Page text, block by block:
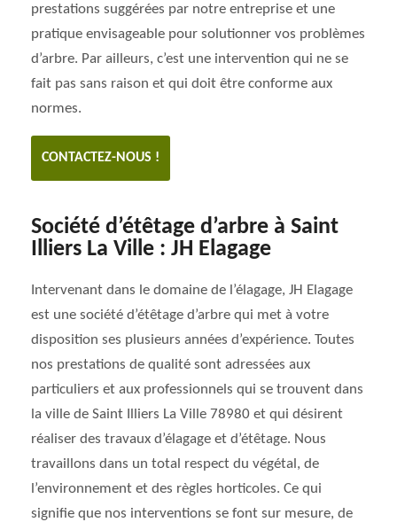
prestations suggérées par notre entreprise et une
pratique envisageable pour solutionner vos problèmes
d’arbre. Par ailleurs, c’est une intervention qui ne se
fait pas sans raison et qui doit être conforme aux
normes.
CONTACTEZ-NOUS !
Société d’étêtage d’arbre à Saint
Illiers La Ville : JH Elagage
Intervenant dans le domaine de l’élagage, JH Elagage
est une société d’étêtage d’arbre qui met à votre
disposition ses plusieurs années d’expérience. Toutes
nos prestations de qualité sont adressées aux
particuliers et aux professionnels qui se trouvent dans
la ville de Saint Illiers La Ville 78980 et qui désirent
réaliser des travaux d’élagage et d’étêtage. Nous
travaillons dans un total respect du végétal, de
l’environnement et des règles horticoles. Ce qui
signifie que nos interventions se font sur mesure, de